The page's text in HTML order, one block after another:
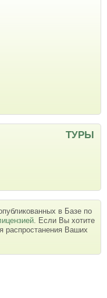
ТУРЫ
в Базе по
. Если Вы хотите
распростанения Ваших